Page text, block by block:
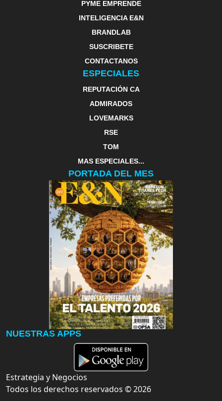
PYME EMPRENDE
INTELIGENCIA E&N
BRANDLAB
SUSCRIBETE
CONTACTANOS
ESPECIALES
REPUTACIÓN CA
ADMIRADOS
LOVEMARKS
RSE
TOM
MAS ESPECIALES...
PORTADA DEL MES
NUESTRAS APPS
Estrategia y Negocios
Todos los derechos reservados ©2026